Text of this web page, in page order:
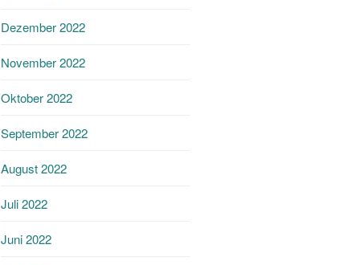
Dezember 2022
November 2022
Oktober 2022
September 2022
August 2022
Juli 2022
Juni 2022